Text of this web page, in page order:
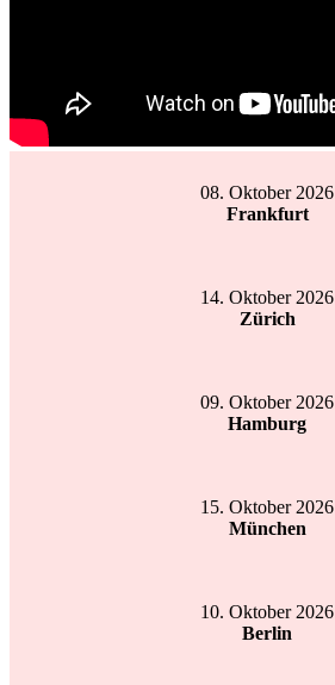
08. Oktober 2026
Frankfurt
14. Oktober 2026
Zürich
09. Oktober 2026
Hamburg
15. Oktober 2026
München
10. Oktober 2026
Berlin